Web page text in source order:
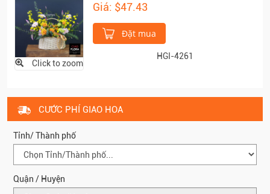
Click to zoom
Giá: $47.43
Đặt mua
HGI-4261
CƯỚC PHÍ GIAO HOA
Tỉnh/ Thành phố
Quận / Huyện